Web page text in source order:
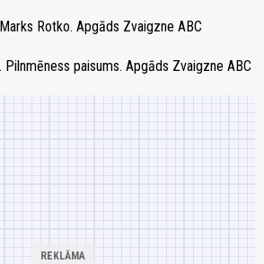
Rotko. Apgāds Zvaigzne ABC
paisums. Apgāds Zvaigzne ABC